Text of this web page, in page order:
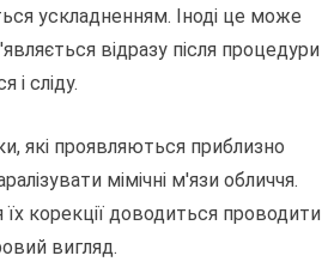
ускладненням. Іноді це може
відразу після процедури
і сліду.
які проявляються приблизно
мімічні м'язи обличчя.
корекції доводиться проводити
вигляд.